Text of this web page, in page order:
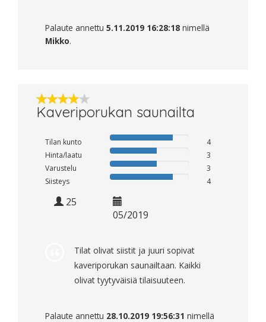
Palaute annettu 5.11.2019 16:28:18 nimellä
Mikko.
Kaveriporukan saunailta
Tilan kunto
4
Hinta/laatu
3
Varustelu
3
Siisteys
4
25
05/2019
Tilat olivat siistit ja juuri sopivat
kaveriporukan saunailtaan. Kaikki
olivat tyytyväisiä tilaisuuteen.
Palaute annettu 28.10.2019 19:56:31 nimellä